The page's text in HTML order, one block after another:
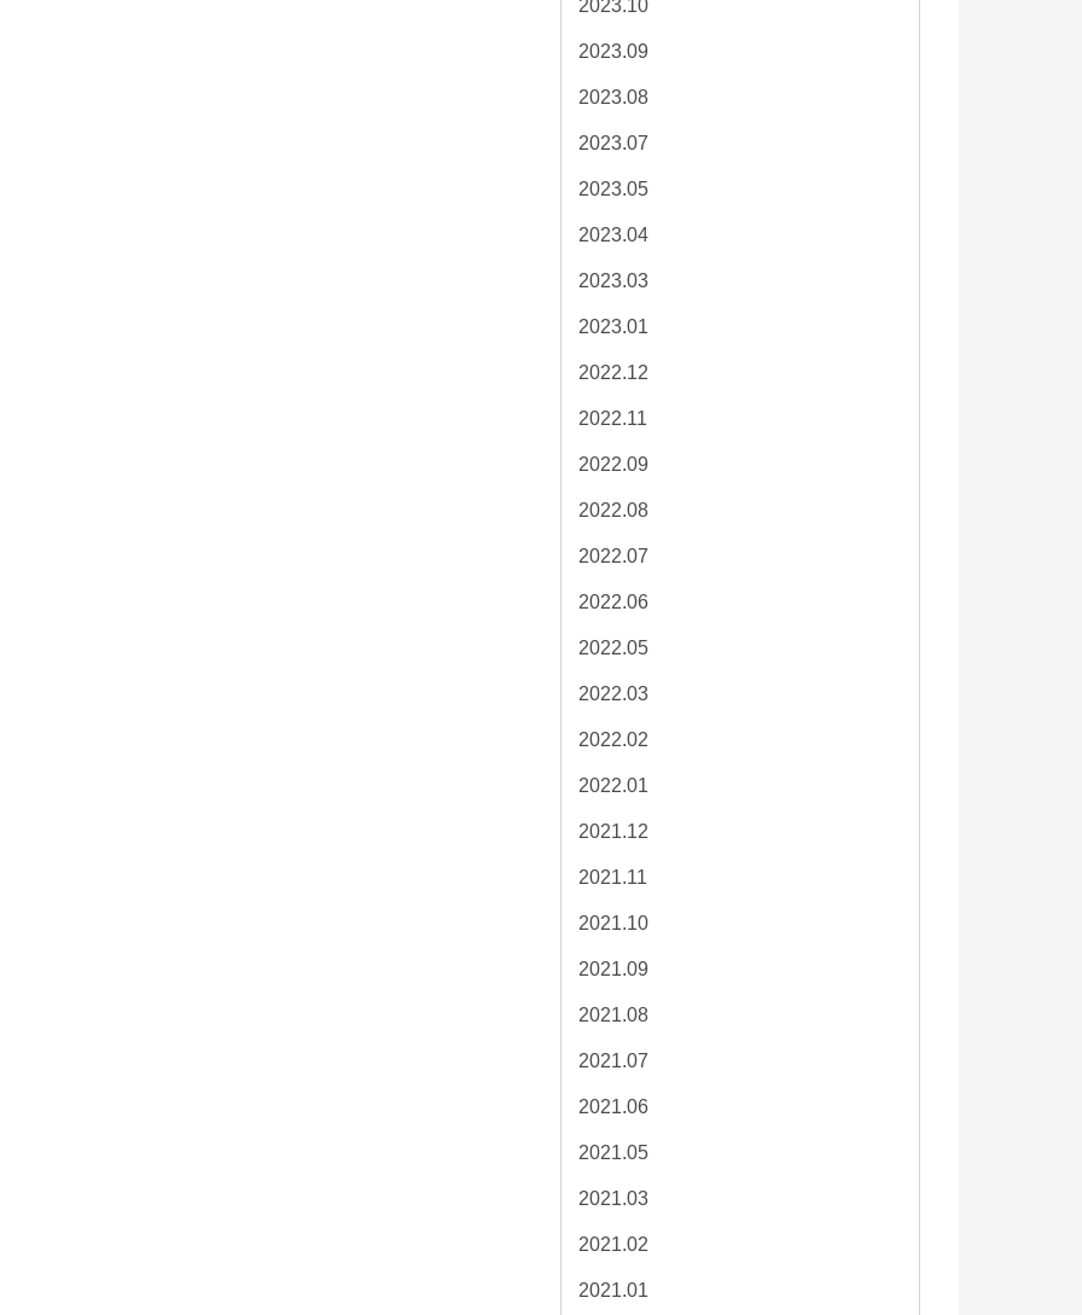
2023.10
2023.09
2023.08
2023.07
2023.05
2023.04
2023.03
2023.01
2022.12
2022.11
2022.09
2022.08
2022.07
2022.06
2022.05
2022.03
2022.02
2022.01
2021.12
2021.11
2021.10
2021.09
2021.08
2021.07
2021.06
2021.05
2021.03
2021.02
2021.01